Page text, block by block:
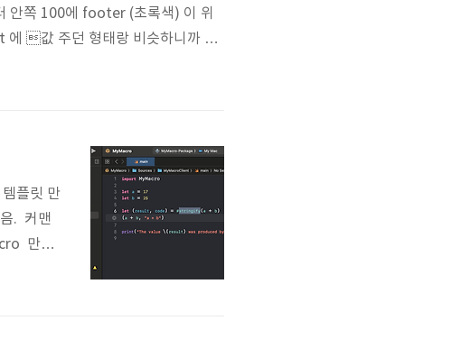
안쪽 100에 footer (초록색) 이 위
에 값 주던 형태랑 비슷하니까 안
표,,, 아무리 사고방식이 바뀌었
플릿 만
. 커맨
만들
하는 stri